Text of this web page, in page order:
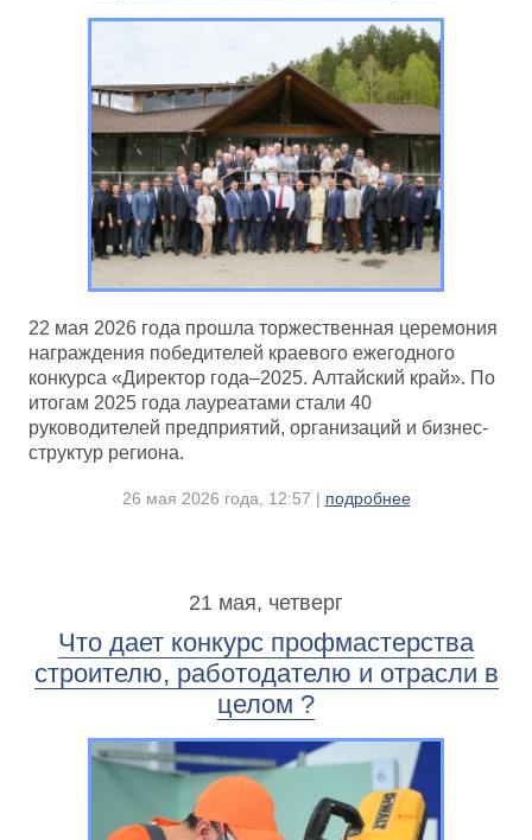
22 мая 2026 года прошла торжественная церемония
награждения победителей краевого ежегодного
конкурса «Директор года–2025. Алтайский край». По
итогам 2025 года лауреатами стали 40
руководителей предприятий, организаций и бизнес-
структур региона.
26 мая 2026 года, 12:57 | подробнее
21 мая, четверг
Что дает конкурс профмастерства
строителю, работодателю и отрасли в
целом ?